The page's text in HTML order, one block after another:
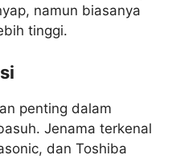
namun biasanya
tinggi.
penting dalam
Jenama terkenal
dan Toshiba